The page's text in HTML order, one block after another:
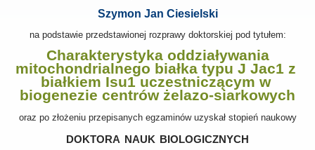
Szymon Jan Ciesielski
na podstawie przedstawionej rozprawy doktorskiej pod tytułem:
Charakterystyka oddziaływania
mitochondrialnego białka typu J Jac1 z
białkiem Isu1 uczestniczącym w
biogenezie centrów żelazo-siarkowych
oraz po złożeniu przepisanych egzaminów uzyskał stopień naukowy
doktora nauk biologicznych